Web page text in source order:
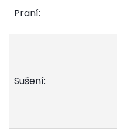
Praní:
Sušení: